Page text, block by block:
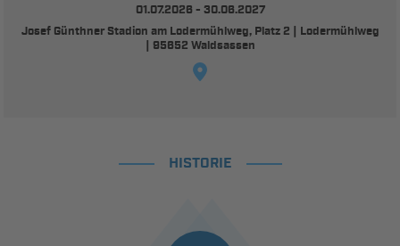
01.07.2026 - 30.06.2027
Josef Günthner Stadion am Lodermühlweg, Platz 2 | Lodermühlweg
| 95652 Waldsassen
HISTORIE